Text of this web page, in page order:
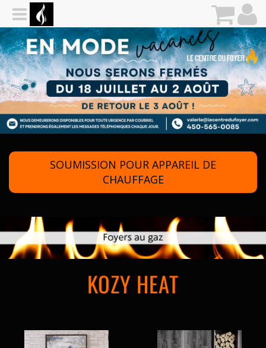
SOUMISSION POUR APPAREIL DE
CHAUFFAGE
KOZY HEAT